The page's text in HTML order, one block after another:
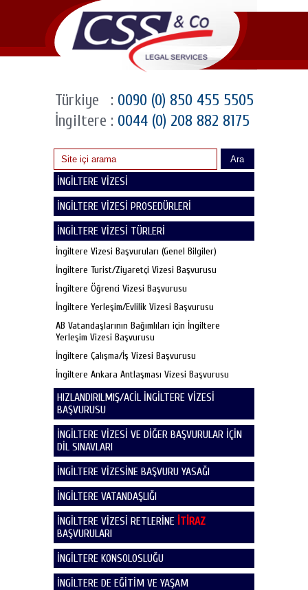
Türkiye : 0090 (0) 850 455 5505
İngiltere : 0044 (0) 208 882 8175
Ara
İNGİLTERE VİZESİ
İNGİLTERE VİZESİ PROSEDÜRLERİ
İNGİLTERE VİZESİ TÜRLERİ
İngiltere Vizesi Başvuruları (Genel Bilgiler)
İngiltere Turist/Ziyaretçi Vizesi Başvurusu
İngiltere Öğrenci Vizesi Başvurusu
İngiltere Yerleşim/Evlilik Vizesi Başvurusu
AB Vatandaşlarının Bağımlıları için İngiltere
Yerleşim Vizesi Başvurusu
İngiltere Çalışma/İş Vizesi Başvurusu
İngiltere Ankara Antlaşması Vizesi Başvurusu
HIZLANDIRILMIŞ/ACİL İNGİLTERE VİZESİ
BAŞVURUSU
İNGİLTERE VİZESİ VE DİĞER BAŞVURULAR İÇİN
DİL SINAVLARI
İNGİLTERE VİZESİNE BAŞVURU YASAĞI
İNGİLTERE VATANDAŞLIĞI
İNGİLTERE VİZESİ RETLERİNE İTİRAZ
BAŞVURULARI
İNGİLTERE KONSOLOSLUĞU
İNGİLTERE DE EĞİTİM VE YAŞAM